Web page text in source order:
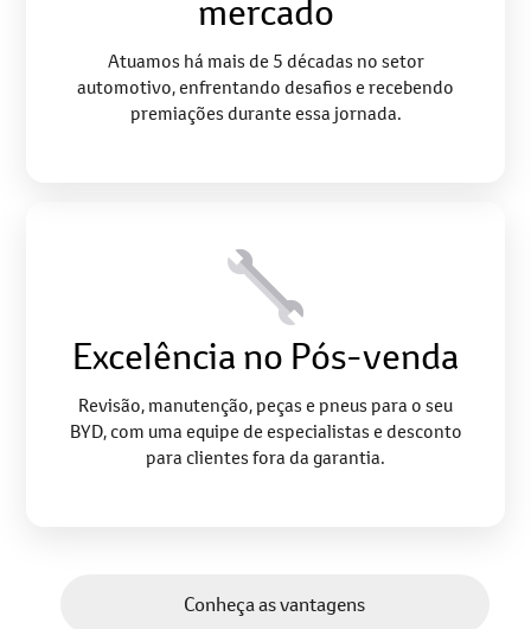
Atuamos há mais de 5 décadas no setor
automotivo, enfrentando desafios e recebendo
premiações durante essa jornada.
Excelência no Pós-venda
Revisão, manutenção, peças e pneus para o seu
BYD, com uma equipe de especialistas e desconto
para clientes fora da garantia.